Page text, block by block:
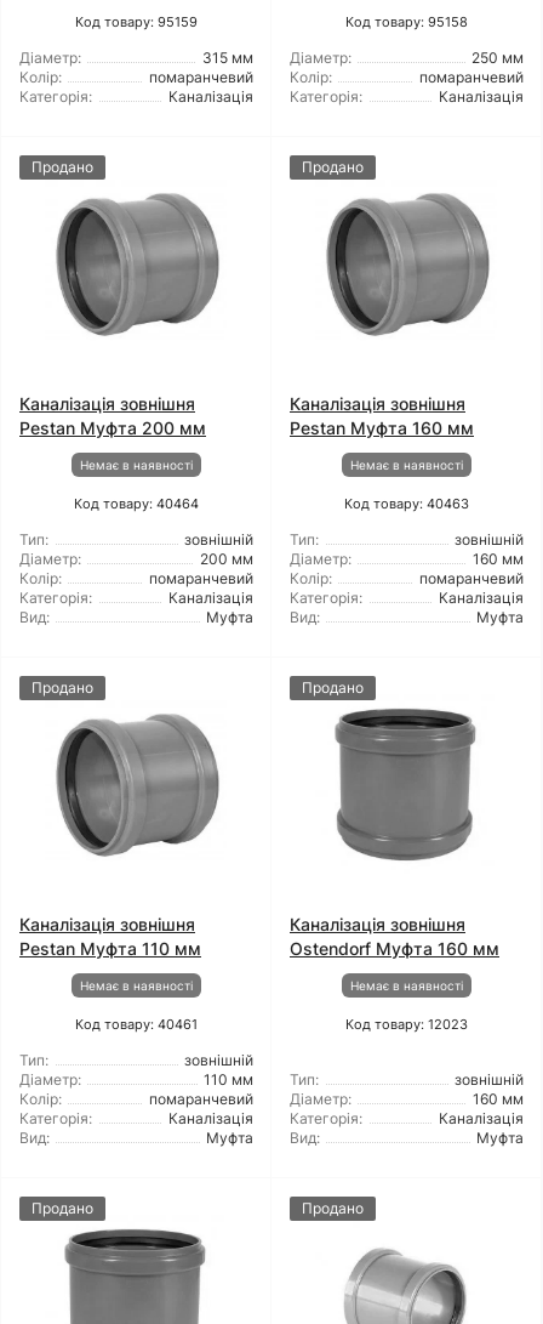
Код товару: 95159
Діаметр:
315 мм
Колір:
помаранчевий
Категорія:
Каналізація
Код товару: 95158
Діаметр:
250 мм
Колір:
помаранчевий
Категорія:
Каналізація
Продано
Каналізація зовнішня
Pestan Муфта 200 мм
Немає в наявності
Код товару: 40464
Тип:
зовнішній
Діаметр:
200 мм
Колір:
помаранчевий
Категорія:
Каналізація
Вид:
Муфта
Продано
Каналізація зовнішня
Pestan Муфта 160 мм
Немає в наявності
Код товару: 40463
Тип:
зовнішній
Діаметр:
160 мм
Колір:
помаранчевий
Категорія:
Каналізація
Вид:
Муфта
Продано
Каналізація зовнішня
Pestan Муфта 110 мм
Немає в наявності
Код товару: 40461
Тип:
зовнішній
Діаметр:
110 мм
Колір:
помаранчевий
Категорія:
Каналізація
Вид:
Муфта
Продано
Каналізація зовнішня
Ostendorf Муфта 160 мм
Немає в наявності
Код товару: 12023
Тип:
зовнішній
Діаметр:
160 мм
Категорія:
Каналізація
Вид:
Муфта
Продано Продано